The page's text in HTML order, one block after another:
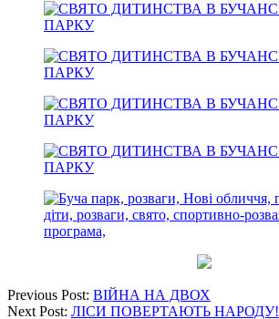
Previous Post: ВІЙНА НА ДВОХ
Next Post: ЛІСИ ПОВЕРТАЮТЬ НАРОДУ!